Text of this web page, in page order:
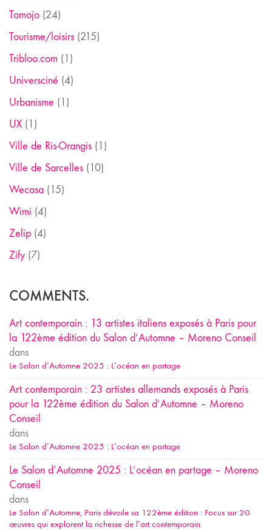
Tomojo (24)
Tourisme/loisirs (215)
Tribloo.com (1)
Universciné (4)
Urbanisme (1)
UX (1)
Ville de Ris-Orangis (1)
Ville de Sarcelles (10)
Wecasa (15)
Wimi (4)
Zelip (4)
Zify (7)
COMMENTS.
Art contemporain : 13 artistes italiens exposés à Paris pour
la 122ème édition du Salon d’Automne – Moreno Conseil
dans
Le Salon d’Automne 2025 : L’océan en partage
Art contemporain : 23 artistes allemands exposés à Paris
pour la 122ème édition du Salon d’Automne – Moreno
Conseil
dans
Le Salon d’Automne 2025 : L’océan en partage
Le Salon d’Automne 2025 : L’océan en partage – Moreno
Conseil
dans
Le Salon d’Automne, Paris dévoile sa 122ème édition : Focus sur 20
œuvres qui explorent la richesse de l’art contemporain